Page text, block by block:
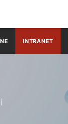
INTRANET